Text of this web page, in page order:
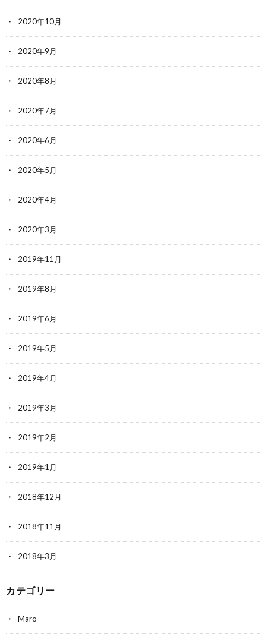
2020年10月
2020年9月
2020年8月
2020年7月
2020年6月
2020年5月
2020年4月
2020年3月
2019年11月
2019年8月
2019年6月
2019年5月
2019年4月
2019年3月
2019年2月
2019年1月
2018年12月
2018年11月
2018年3月
カテゴリー
Maro